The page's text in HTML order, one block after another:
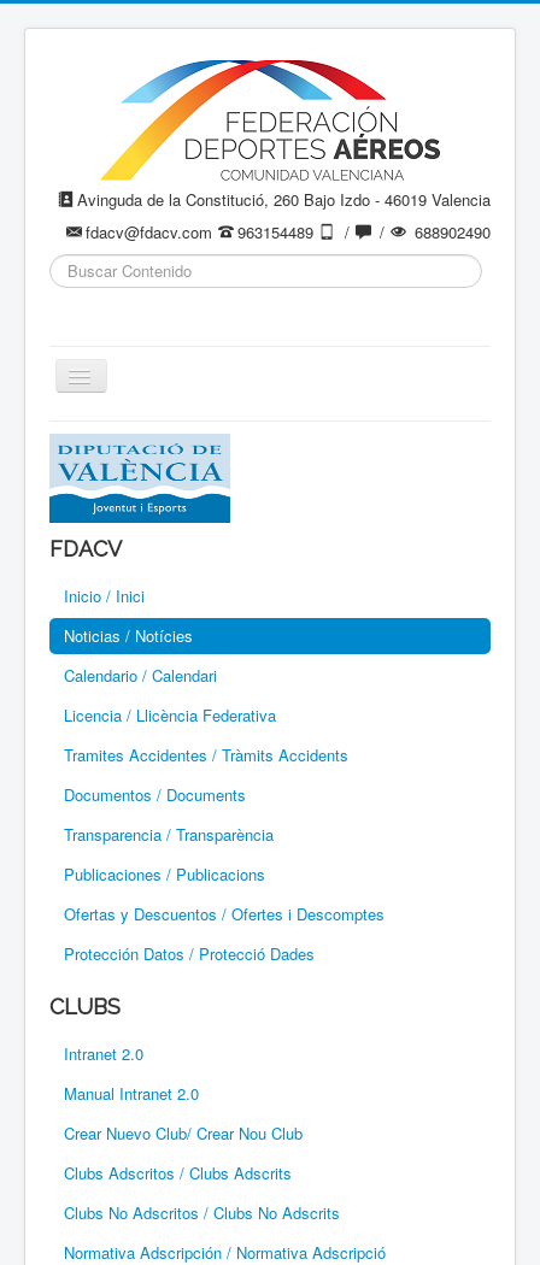
Avinguda de la Constitució, 260 Bajo Izdo - 46019 Valencia
fdacv@fdacv.com
963154489 / /
688902490
Buscar...
Cambiar
navegación
Aeromodelismo / Aeromodelisme
Ala Delta
Paracaidismo / Paracaigudisme
Parapente / Parapent
Ultraligeros / Ultralleugers
Vuelo Con Motor / Vol Amb Motor
FDACV
Inicio / Inici
Noticias / Notícies
Calendario / Calendari
Licencia / Llicència Federativa
Tramites Accidentes / Tràmits Accidents
Documentos / Documents
Transparencia / Transparència
Publicaciones / Publicacions
Ofertas y Descuentos / Ofertes i Descomptes
Protección Datos / Protecció Dades
CLUBS
Intranet 2.0
Manual Intranet 2.0
Crear Nuevo Club/ Crear Nou Club
Clubs Adscritos / Clubs Adscrits
Clubs No Adscritos / Clubs No Adscrits
Normativa Adscripción / Normativa Adscripció